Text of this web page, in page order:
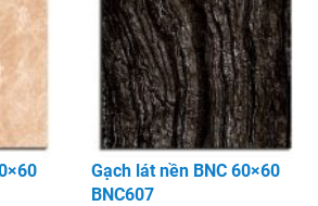
Gạch lát nền BNC 60×60
BNC607